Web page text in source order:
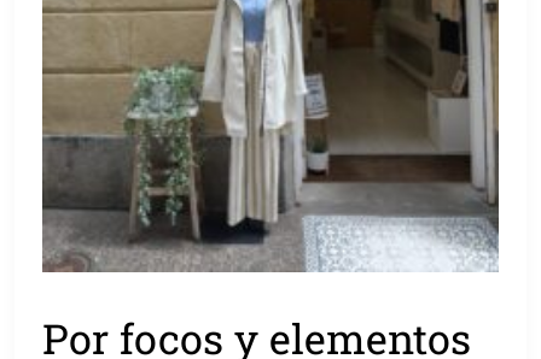
Por focos y elementos